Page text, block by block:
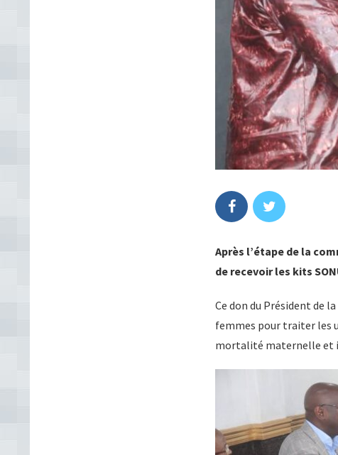
Après l’étape de la
de recevoir les kits
Ce don du Président de
femmes pour traiter les
mortalité maternelle et